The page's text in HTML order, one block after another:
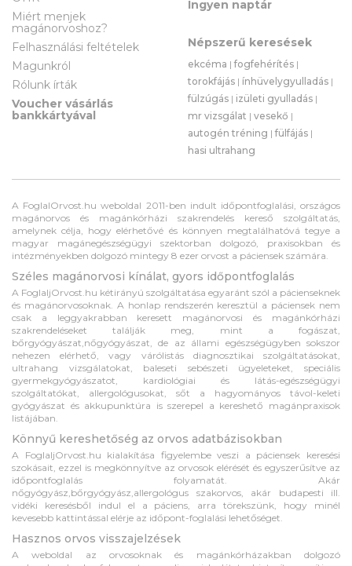
Miért menjek
magánorvoshoz?
Felhasználási feltételek
Magunkról
Rólunk írták
Voucher vásárlás
bankkártyával
Ingyen naptár
Népszerű keresések
ekcéma |fogfehérítés |
torokfájás | ínhüvelygyulladás |
fülzúgás | izületi gyulladás |
mr vizsgálat | vesekő |
autogén tréning |fülfájás |
hasi ultrahang
A FoglalOrvost.hu weboldal 2011-ben indult időpontfoglalási, országos
magánorvos és magánkórházi szakrendelés kereső szolgáltatás,
amelynek célja, hogy elérhetővé és könnyen megtalálhatóvá tegye a
magyar magánegészségügyi szektorban dolgozó, praxisokban és
intézményekben dolgozó mintegy 8 ezer orvost a páciensek számára.
Széles magánorvosi kínálat, gyors időpontfoglalás
A FoglaljOrvost.hu kétirányú szolgáltatása egyaránt szól a pácienseknek
és magánorvosoknak. A honlap rendszerén keresztül a páciensek nem
csak a leggyakrabban keresett magánorvosi és magánkórházi
szakrendeléseket találják meg, mint a fogászat,
bőrgyógyászat,nőgyógyászat, de az állami egészségügyben sokszor
nehezen elérhető, vagy várólistás diagnosztikai szolgáltatásokat,
ultrahang vizsgálatokat, baleseti sebészeti ügyeleteket, speciális
gyermekgyógyászatot, kardiológiai és látás-egészségügyi
szolgáltatókat, allergológusokat, sőt a hagyományos távol-keleti
gyógyászat és akkupunktúra is szerepel a kereshető magánpraxisok
listájában.
Könnyű kereshetőség az orvos adatbázisokban
A FoglaljOrvost.hu kialakítása figyelembe veszi a páciensek keresési
szokásait, ezzel is megkönnyítve az orvosok elérését és egyszerűsítve az
időpontfoglalás folyamatát. Akár
nőgyógyász,bőrgyógyász,allergológus szakorvos, akár budapesti ill.
vidéki keresésből indul el a páciens, arra törekszünk, hogy minél
kevesebb kattintással elérje az időpont-foglalási lehetőséget.
Hasznos orvos visszajelzések
A weboldal az orvosoknak és magánkórházakban dolgozó